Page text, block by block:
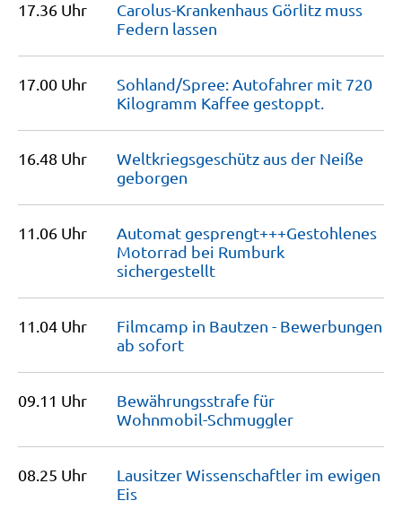
17.36 Uhr
Carolus-Krankenhaus Görlitz muss
Federn lassen
17.00 Uhr
Sohland/Spree: Autofahrer mit 720
Kilogramm Kaffee gestoppt.
16.48 Uhr
Weltkriegsgeschütz aus der Neiße
geborgen
11.06 Uhr
Automat gesprengt+++Gestohlenes
Motorrad bei Rumburk
sichergestellt
11.04 Uhr
Filmcamp in Bautzen - Bewerbungen
ab sofort
09.11 Uhr
Bewährungsstrafe für
Wohnmobil-Schmuggler
08.25 Uhr
Lausitzer Wissenschaftler im ewigen
Eis